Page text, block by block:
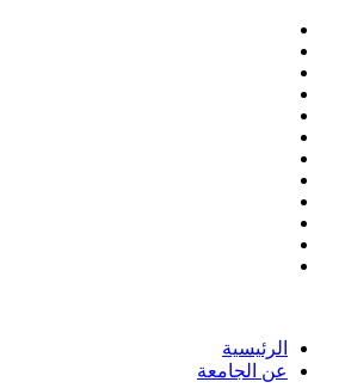
الرئيسية
عن الجامعة